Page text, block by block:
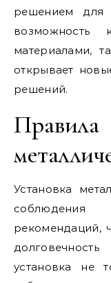
решением для
возможность
материалами,
открывает
решений.
Установка
соблюдения
рекомендаций,
установка не